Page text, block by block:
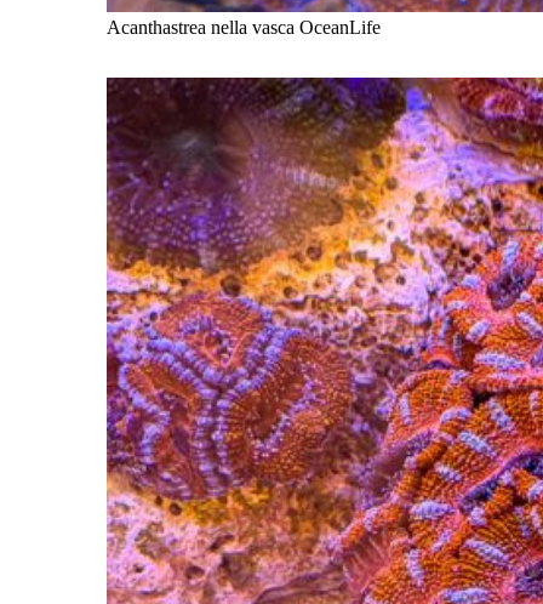
Acanthastrea nella vasca OceanLife